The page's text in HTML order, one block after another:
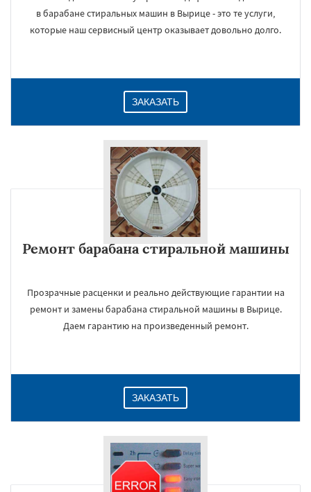
в барабане стиральных машин в Вырице - это те услуги,
которые наш сервисный центр оказывает довольно долго.
ЗАКАЗАТЬ
Ремонт барабана стиральной машины
Прозрачные расценки и реально действующие гарантии на
ремонт и замены барабана стиральной машины в Вырице.
Даем гарантию на произведенный ремонт.
ЗАКАЗАТЬ